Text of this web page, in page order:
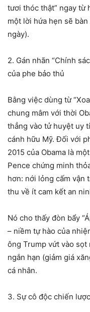
tươi thóc thật” ngay từ
một lời hứa hẹn sẽ
ngày).
2. Gán nhãn “Chính
của phe bảo thủ
Bằng việc dùng từ
chung mâm với thời
thẳng vào tử huyệt uy
cánh hữu Mỹ. Đối với
2015 của Obama là
Pence chứng minh
hơn: nới lỏng cấm vận
thu về ít cam kết an
Nó cho thấy đòn bẩy
– niềm tự hào của
ông Trump vứt vào
ngắn hạn (giảm giá
cá nhân.
3. Sự cô độc chiến